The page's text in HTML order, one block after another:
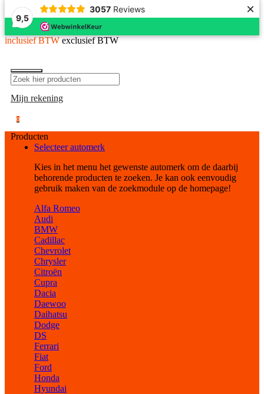
9,5
3057 Reviews ×
inclusief BTW exclusief BTW
Mijn rekening
0
Producten
Selecteer automerk
Kies in het menu het gewenste automerk om de daarbij
behorende producten te zoeken. Je kan ook eenvoudig
gebruik maken van de zoekmodule op de homepage!
Alfa Romeo
Audi
BMW
Cadillac
Chevrolet
Chrysler
Citroën
Cupra
Dacia
Daewoo
Daihatsu
Dodge
DS
Ferrari
Fiat
Ford
Honda
Hyundai